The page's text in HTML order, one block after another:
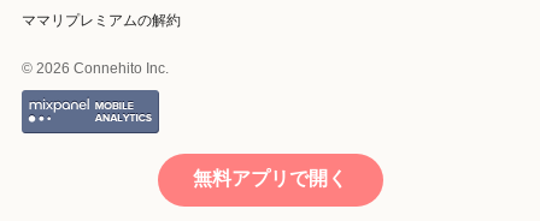
ママリプレミアムの解約
© 2026 Connehito Inc.
無料アプリで開く